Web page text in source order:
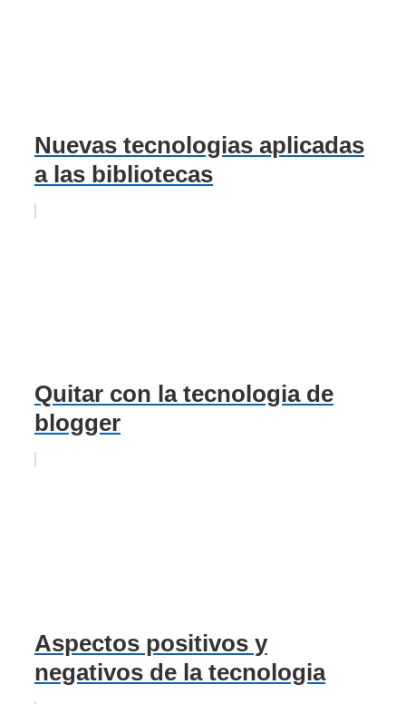
Nuevas tecnologias aplicadas
a las bibliotecas
Quitar con la tecnologia de
blogger
Aspectos positivos y
negativos de la tecnologia